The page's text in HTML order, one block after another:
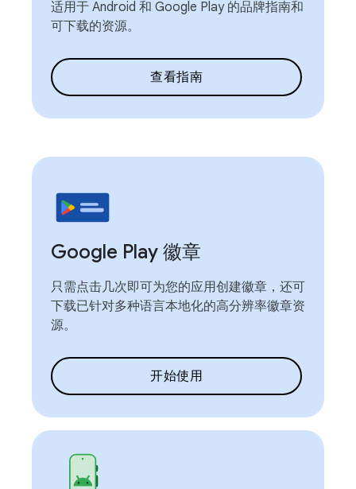
适用于 Android 和 Google Play 的品牌指南和
可下载的资源。
查看指南
Google Play 徽章
只需点击几次即可为您的应用创建徽章，还可
下载已针对多种语言本地化的高分辨率徽章资
源。
开始使用